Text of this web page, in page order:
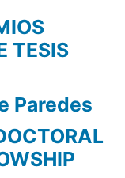
TESIS
Paredes